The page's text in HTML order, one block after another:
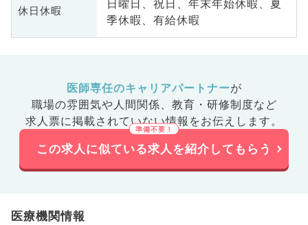
休日休暇
日曜日、祝日、年末年始休暇、夏
季休暇、有給休暇
医師専任のキャリアパートナーが
職場の雰囲気や人間関係、 教育・研修制度など
求人票に掲載されていない情報をお伝えします。
この求人に似ている求人を紹介してもらう
医療機関情報